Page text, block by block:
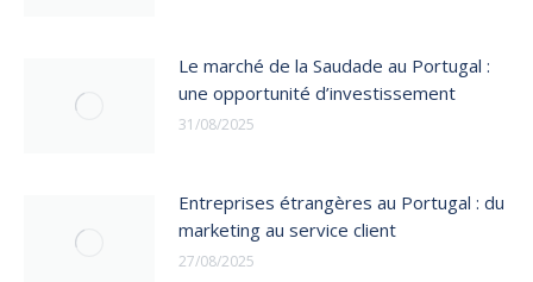
Le marché de la Saudade au Portugal :
une opportunité d’investissement
31/08/2025
Entreprises étrangères au Portugal : du
marketing au service client
27/08/2025